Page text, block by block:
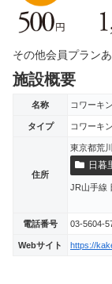
その他会員プランあ
施設概要
名称 コワーキ
タイプ コワーキ
住所
東京都荒
日暮
JR山手線
電話番号 03-5604-
Webサイト https://